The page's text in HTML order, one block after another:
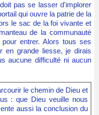
pas se lasser d'implorer
qui ouvre la patrie de la
le sac de la foi vivante et
de la communauté
entrer. Alors tous ses
en grande liesse, je dirais
aucune difficulté ni aucun
: que Dieu veuille nous
aussi la conclusion du